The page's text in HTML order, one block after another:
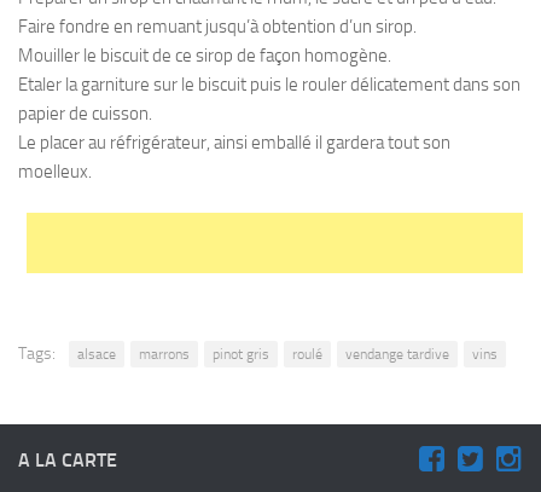
Faire fondre en remuant jusqu’à obtention d’un sirop.
Mouiller le biscuit de ce sirop de façon homogène.
Etaler la garniture sur le biscuit puis le rouler délicatement dans son
papier de cuisson.
Le placer au réfrigérateur, ainsi emballé il gardera tout son
moelleux.
Tags: alsace marrons pinot gris roulé vendange tardive vins
A LA CARTE